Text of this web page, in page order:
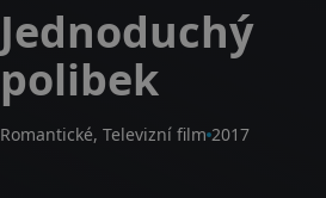
Jednoduchý
polibek
Romantické, Televizní film 2017